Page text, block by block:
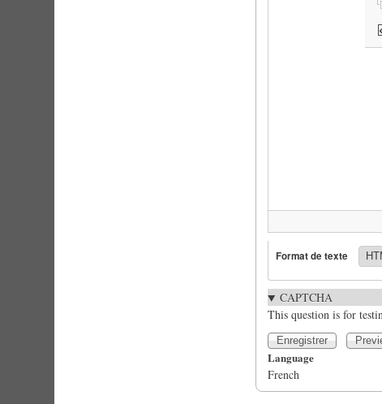
Format de texte
CAPTCHA
This question is for
Language
French